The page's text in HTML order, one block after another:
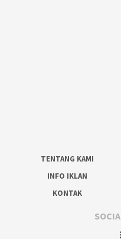
TENTANG KAMI
INFO IKLAN
KONTAK